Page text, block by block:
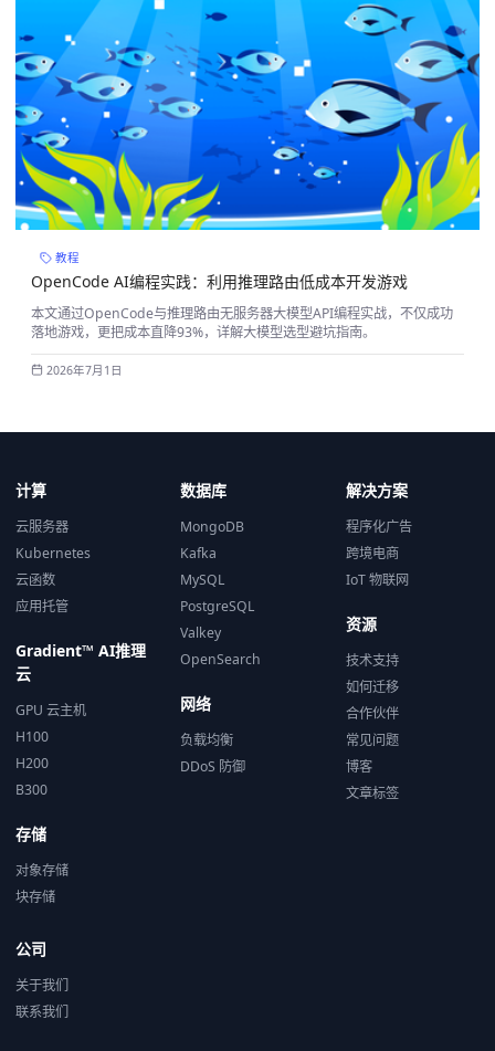
教程
OpenCode AI编程实践：利用推理路由低成本开发游戏
本文通过OpenCode与推理路由无服务器大模型API编程实战，不仅成功
落地游戏，更把成本直降93%，详解大模型选型避坑指南。
2026年7月1日
计算
云服务器
Kubernetes
云函数
应用托管
Gradient™ AI推理
云
GPU 云主机
H100
H200
B300
存储
对象存储
块存储
数据库
MongoDB
Kafka
MySQL
PostgreSQL
Valkey
OpenSearch
网络
负载均衡
DDoS 防御
解决方案
程序化广告
跨境电商
IoT 物联网
资源
技术支持
如何迁移
合作伙伴
常见问题
博客
文章标签
公司
关于我们
联系我们